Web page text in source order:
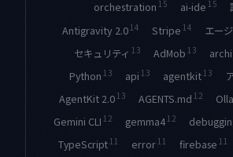
orchestration 15 ai-ide 15
Antigravity 2.0 14 Stripe 14 エー
セキュリティ 13 AdMob 13
Python 13 api 13 agentkit 13
AgentKit 2.013 AGENTS.md 12
Gemini CLI 12 gemma412
TypeScript11 error11 firebase 11